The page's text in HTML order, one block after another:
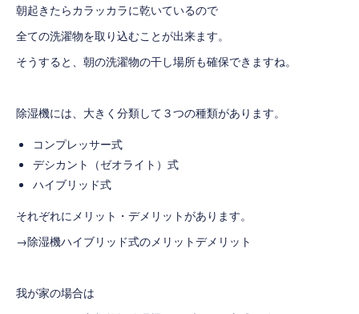
朝起きたらカラッカラに乾いているので
全ての洗濯物を取り込むことが出来ます。
そうすると、朝の洗濯物の干し場所も確保できますね。
除湿機には、大きく分類して３つの種類があります。
コンプレッサー式
デシカント（ゼオライト）式
ハイブリッド式
それぞれにメリット・デメリットがあります。
→除湿機ハイブリッド式のメリットデメリット
我が家の場合は